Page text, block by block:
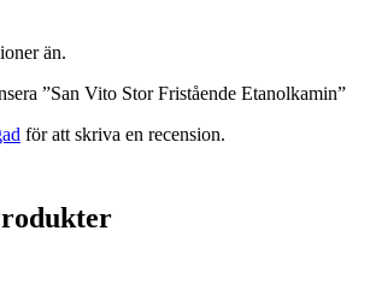
än.
”San Vito Stor Fristående Etanolkamin”
för att skriva en recension.